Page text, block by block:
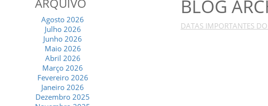
Agosto 2026
Julho 2026
Junho 2026
Maio 2026
Abril 2026
Março 2026
Fevereiro 2026
Janeiro 2026
Dezembro 2025
BLOG
DATAS IMPORTANTES